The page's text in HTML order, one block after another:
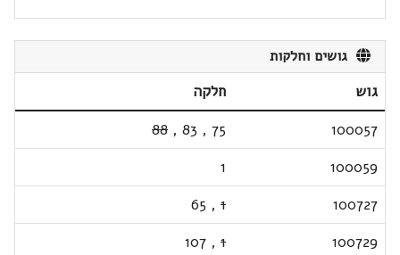
גושים וחלקות
גוש
חלקה
100057
75
,
83
,
88
100059
1
100727
1
,
65
100729
1
,
107